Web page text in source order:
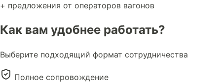
+ предложения от операторов вагонов
Как вам удобнее работать?
Выберите подходящий формат сотрудничества
Полное сопровождение